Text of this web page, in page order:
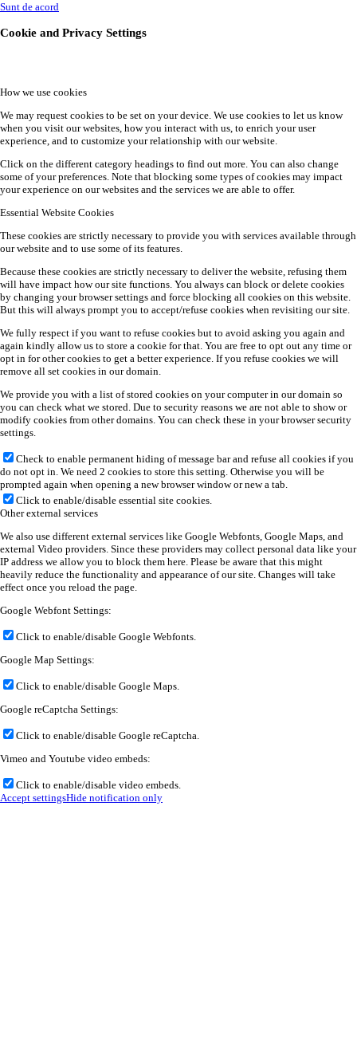
Sunt de acord
Cookie and Privacy Settings
How we use cookies
We may request cookies to be set on your device. We use cookies to let us know
when you visit our websites, how you interact with us, to enrich your user
experience, and to customize your relationship with our website.
Click on the different category headings to find out more. You can also change
some of your preferences. Note that blocking some types of cookies may impact
your experience on our websites and the services we are able to offer.
Essential Website Cookies
These cookies are strictly necessary to provide you with services available through
our website and to use some of its features.
Because these cookies are strictly necessary to deliver the website, refusing them
will have impact how our site functions. You always can block or delete cookies
by changing your browser settings and force blocking all cookies on this website.
But this will always prompt you to accept/refuse cookies when revisiting our site.
We fully respect if you want to refuse cookies but to avoid asking you again and
again kindly allow us to store a cookie for that. You are free to opt out any time or
opt in for other cookies to get a better experience. If you refuse cookies we will
remove all set cookies in our domain.
We provide you with a list of stored cookies on your computer in our domain so
you can check what we stored. Due to security reasons we are not able to show or
modify cookies from other domains. You can check these in your browser security
settings.
Check to enable permanent hiding of message bar and refuse all cookies if you
do not opt in. We need 2 cookies to store this setting. Otherwise you will be
prompted again when opening a new browser window or new a tab.
Click to enable/disable essential site cookies.
Other external services
We also use different external services like Google Webfonts, Google Maps, and
external Video providers. Since these providers may collect personal data like your
IP address we allow you to block them here. Please be aware that this might
heavily reduce the functionality and appearance of our site. Changes will take
effect once you reload the page.
Google Webfont Settings:
Click to enable/disable Google Webfonts.
Google Map Settings:
Click to enable/disable Google Maps.
Google reCaptcha Settings:
Click to enable/disable Google reCaptcha.
Vimeo and Youtube video embeds:
Click to enable/disable video embeds.
Accept settingsHide notification only